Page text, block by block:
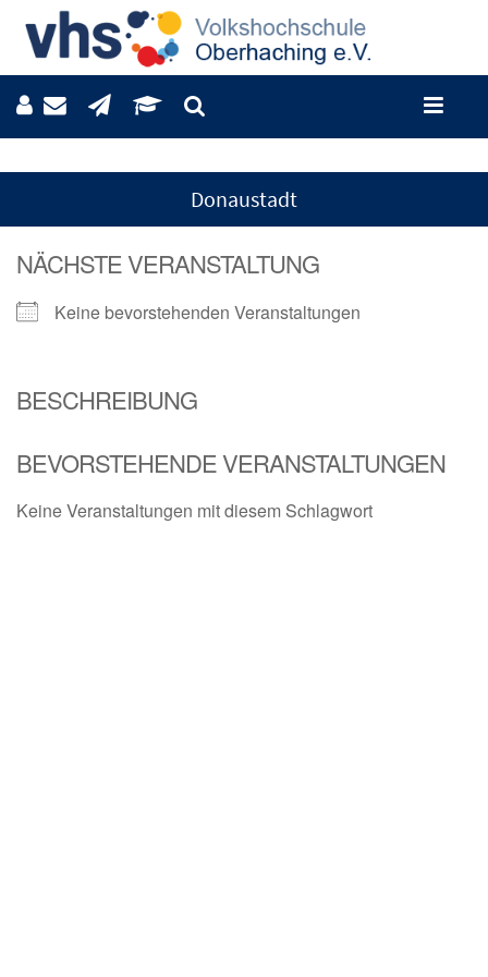
Donaustadt
NÄCHSTE VERANSTALTUNG
Keine bevorstehenden Veranstaltungen
BESCHREIBUNG
BEVORSTEHENDE VERANSTALTUNGEN
Keine Veranstaltungen mit diesem Schlagwort